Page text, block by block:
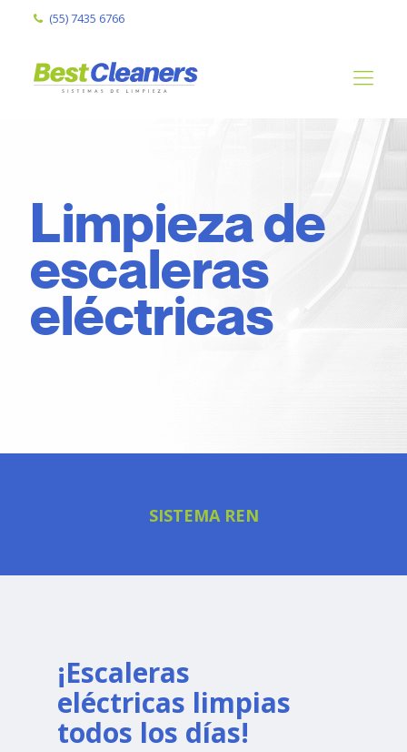
(55) 7435 6766
Limpieza de
escaleras
eléctricas
SISTEMA REN
¡Escaleras
eléctricas limpias
todos los días!